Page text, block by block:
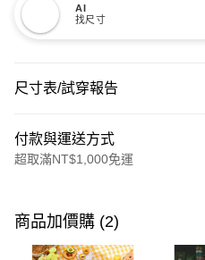
AI
找尺寸
尺寸表/試穿報告
付款與運送方式
超取滿NT$1,000免運
信用卡一次付款
購物金
商品加價購 (2)